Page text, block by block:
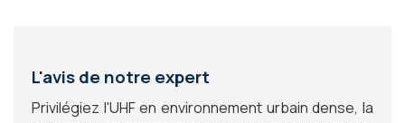
L'avis de notre expert
Privilégiez l'UHF en environnement urbain dense, la